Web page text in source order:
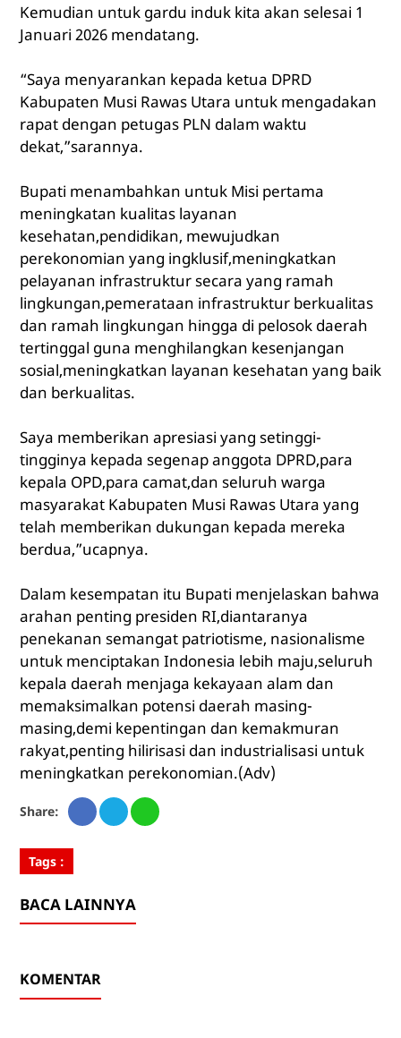
Kemudian untuk gardu induk kita akan selesai 1
Januari 2026 mendatang.
“Saya menyarankan kepada ketua DPRD
Kabupaten Musi Rawas Utara untuk mengadakan
rapat dengan petugas PLN dalam waktu
dekat,”sarannya.
Bupati menambahkan untuk Misi pertama
meningkatan kualitas layanan
kesehatan,pendidikan, mewujudkan
perekonomian yang ingklusif,meningkatkan
pelayanan infrastruktur secara yang ramah
lingkungan,pemerataan infrastruktur berkualitas
dan ramah lingkungan hingga di pelosok daerah
tertinggal guna menghilangkan kesenjangan
sosial,meningkatkan layanan kesehatan yang baik
dan berkualitas.
Saya memberikan apresiasi yang setinggi-
tingginya kepada segenap anggota DPRD,para
kepala OPD,para camat,dan seluruh warga
masyarakat Kabupaten Musi Rawas Utara yang
telah memberikan dukungan kepada mereka
berdua,”ucapnya.
Dalam kesempatan itu Bupati menjelaskan bahwa
arahan penting presiden RI,diantaranya
penekanan semangat patriotisme, nasionalisme
untuk menciptakan Indonesia lebih maju,seluruh
kepala daerah menjaga kekayaan alam dan
memaksimalkan potensi daerah masing-
masing,demi kepentingan dan kemakmuran
rakyat,penting hilirisasi dan industrialisasi untuk
meningkatkan perekonomian.(Adv)
Share:
Tags :
BACA LAINNYA
KOMENTAR